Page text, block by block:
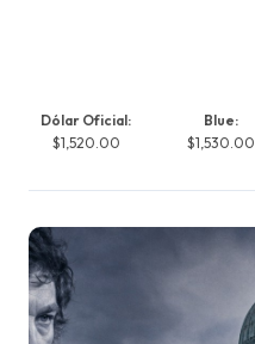
Dólar Oficial:
$1,520.00
Blue:
$1,530.00